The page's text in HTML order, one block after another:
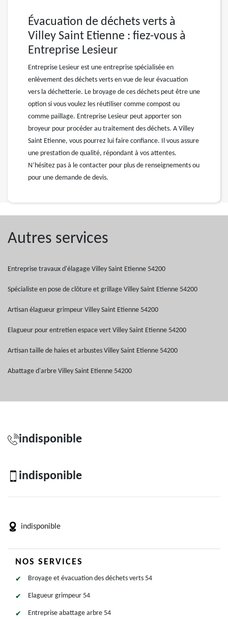
Évacuation de déchets verts à
Villey Saint Etienne : fiez-vous à
Entreprise Lesieur
Entreprise Lesieur est une entreprise spécialisée en
enlèvement des déchets verts en vue de leur évacuation
vers la déchetterie. Le broyage de ces déchets peut être une
option si vous voulez les réutiliser comme compost ou
comme paillage. Entreprise Lesieur peut apporter son
broyeur pour procéder au traitement des déchets. A Villey
Saint Etienne, vous pourrez lui faire confiance. Il vous assure
une prestation de qualité, répondant à vos attentes.
N’hésitez pas à le contacter pour plus de renseignements ou
pour une demande de devis.
Autres services
Entreprise travaux d'élagage Villey Saint Etienne 54200
Spécialiste en pose de clôture et grillage Villey Saint Etienne 54200
Artisan élagueur grimpeur Villey Saint Etienne 54200
Elagueur pour entretien espace vert Villey Saint Etienne 54200
Artisan taille de haies et arbustes Villey Saint Etienne 54200
Abattage d'arbre Villey Saint Etienne 54200
indisponible
indisponible
indisponible
NOS SERVICES
Broyage et évacuation des déchets verts 54
Elagueur grimpeur 54
Entreprise abattage arbre 54